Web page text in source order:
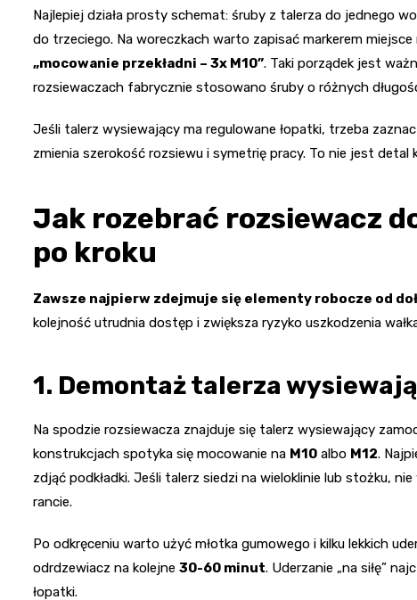
Najlepiej działa prosty schemat: śruby z talerza do jednego
do trzeciego. Na woreczkach warto zapisać markerem
„mocowanie przekładni – 3x M10”. Taki porządek jest
rozsiewaczach fabrycznie stosowano śruby o różnych
Jeśli talerz wysiewający ma regulowane łopatki, trzeba
zmienia szerokość rozsiewu i symetrię pracy. To nie jest
Jak rozebrać rozsiewacz
po kroku
Zawsze najpierw zdejmuje się elementy robocze od
kolejność utrudnia dostęp i zwiększa ryzyko uszkodzenia
1. Demontaż talerza
Na spodzie rozsiewacza znajduje się talerz wysiewający
konstrukcjach spotyka się mocowanie na M10 albo M12.
zdjąć podkładki. Jeśli talerz siedzi na wieloklinie lub stożku,
rancie.
Po odkręceniu warto użyć młotka gumowego i kilku lekkich
odrdzewiacz na kolejne 30-60 minut. Uderzanie „na siłę”
łopatki.